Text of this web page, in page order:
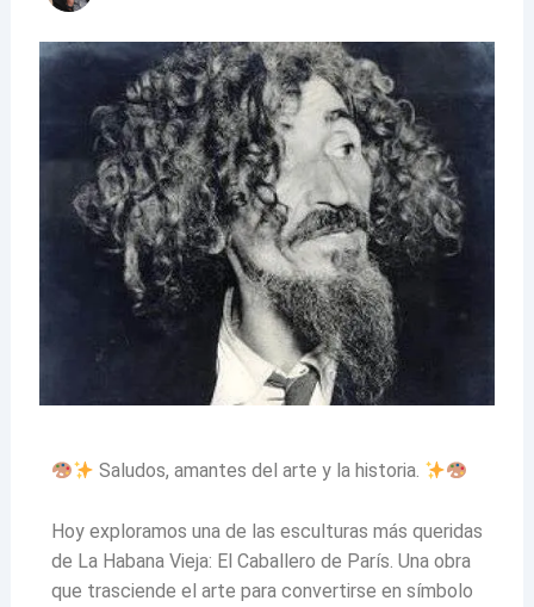
Saludos, amantes del arte y la historia.
Hoy exploramos una de las esculturas más queridas
de La Habana Vieja: El Caballero de París. Una obra
que trasciende el arte para convertirse en símbolo